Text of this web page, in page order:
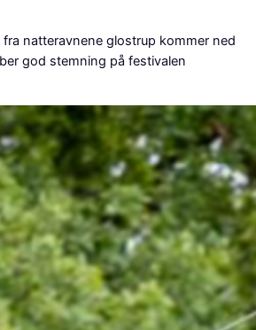
natteravnene glostrup kommer ned
god stemning på festivalen